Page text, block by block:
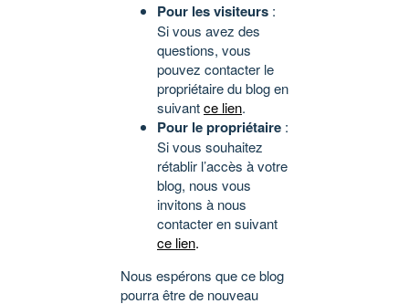
Pour les visiteurs :
Si vous avez des
questions, vous
pouvez contacter le
propriétaire du blog en
suivantce lien.
Pour le propriétaire :
Si vous souhaitez
rétablir l’accès à votre
blog, nous vous
invitons à nous
contacter en suivant
ce lien.
Nous espérons que ce blog
pourra être de nouveau